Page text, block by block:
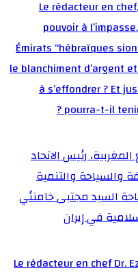
Le rédacteur en
pouvoir à
Émirats “hébraïques
le blanchiment d’argent
à s’effondrer ? Et
pourra-t-il
رئيس الاتحاد
والسياحة والتنمية
السيد مجتبى خامنئي
في إيران
Le rédacteur en chef Dr.